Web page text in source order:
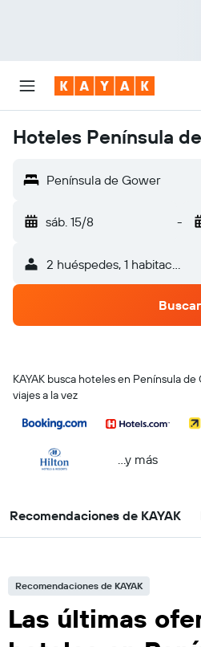
Hoteles Península
Península de Gower
sáb. 15/8 -
2 huéspedes, 1 habitación
Buscar
KAYAK busca hoteles en Península
viajes a la vez
...y más
Recomendaciones de KAYAK
Recomendaciones de KAYAK
Las últimas